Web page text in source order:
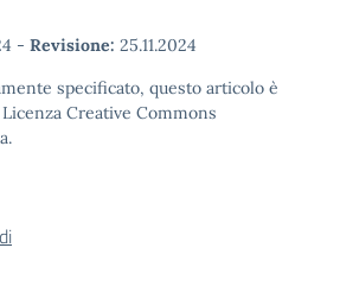
- Revisione: 25.11.2024
specificato, questo articolo è
Creative Commons